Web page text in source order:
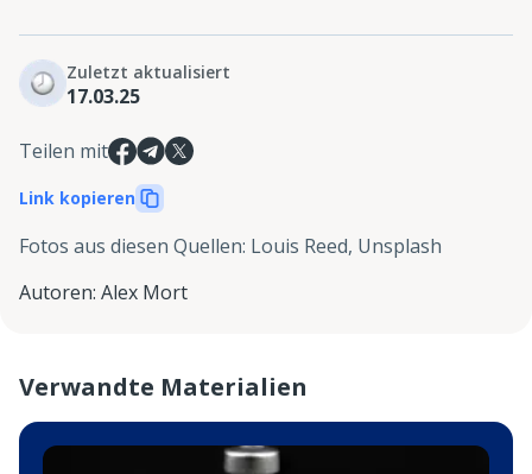
Zuletzt aktualisiert
17.03.25
Teilen mit
Link kopieren
Fotos aus diesen Quellen: Louis Reed, Unsplash
Autoren: Alex Mort
Verwandte Materialien